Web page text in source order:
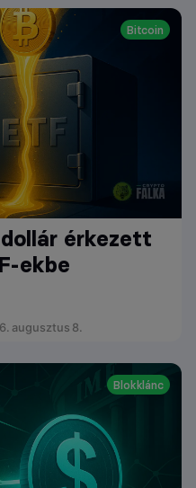
Bitcoin
érkezett
ekbe
augusztus 8.
Blokklánc